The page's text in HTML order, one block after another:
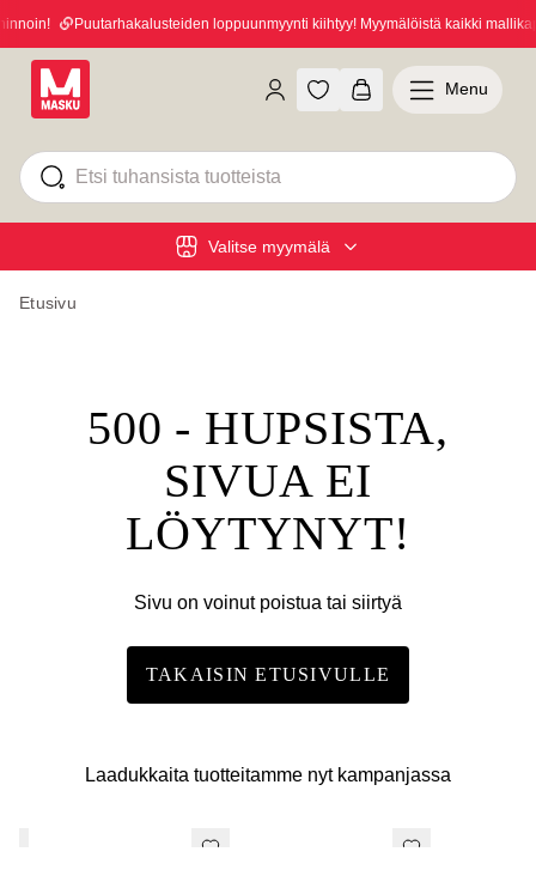
Puutarhakalusteiden loppuunmyynti kiihtyy! Myymälöistä kaikki
Valitse myymälä
Menu
Etusivu
500 - HUPSISTA,
SIVUA EI
LÖYTYNYT!
Sivu on voinut poistua tai siirtyä
TAKAISIN ETUSIVULLE
Laadukkaita tuotteitamme nyt kampanjassa